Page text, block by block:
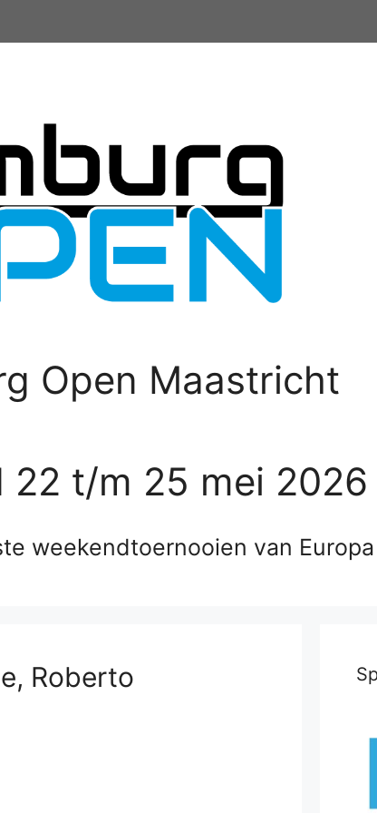
Open Maastricht
22 t/m 25 mei 2026
weekendtoernooien van Europa
Roberto